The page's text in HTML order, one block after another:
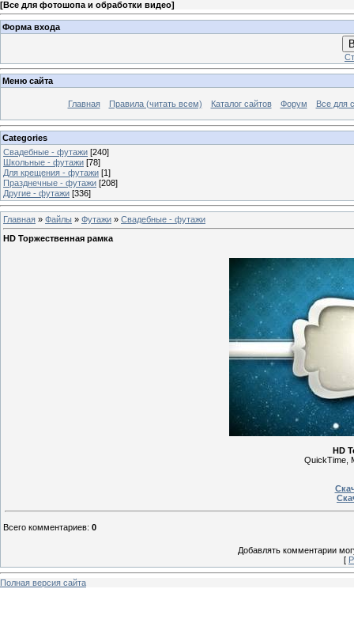
[Все для фотошопа и обработки видео]
Форма входа
Меню сайта
Главная Правила (читать всем) Каталог сайтов Форум Все для
Categories
Свадебные - футажи [240]
Школьные - футажи [78]
Для крещения - футажи [1]
Празднечные - футажи [208]
Другие - футажи [336]
Главная » Файлы » Футажи » Свадебные - футажи
HD Торжественная рамка
HD
QuickTime,
Всего комментариев: 0
Добавлять комментарии
[
Полная версия сайта